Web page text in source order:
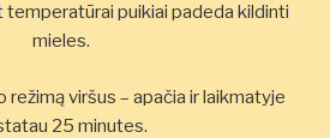
puikiai padeda kildinti
mieles.
režimą viršus – apačia ir laikmatyje
25 minutes.